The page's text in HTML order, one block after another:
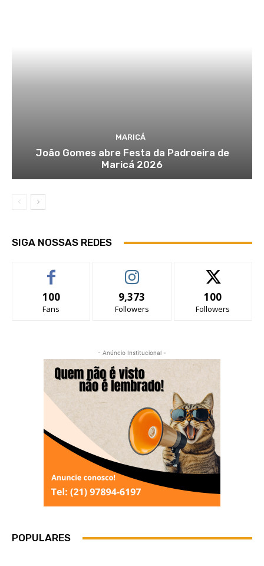
MARICÁ
João Gomes abre Festa da Padroeira de
Maricá 2026
SIGA NOSSAS REDES
100
Fans
9,373
Followers
100
Followers
- Anúncio Institucional -
POPULARES